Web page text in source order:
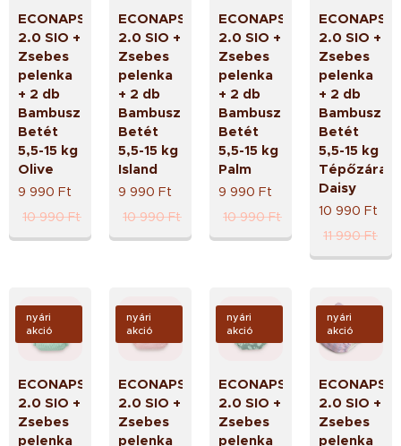
ECONAPS
2.0 SIO +
Zsebes
pelenka
+ 2 db
Bambusz
Betét
5,5-15 kg
Olive
9 990 Ft
10 990Ft
ECONAPS
2.0 SIO +
Zsebes
pelenka
+ 2 db
Bambusz
Betét
5,5-15 kg
Island
9 990 Ft
10 990Ft
ECONAPS
2.0 SIO +
Zsebes
pelenka
+ 2 db
Bambusz
Betét
5,5-15 kg
Palm
9 990 Ft
10 990Ft
ECONAPS
2.0 SIO +
Zsebes
pelenka
+ 2 db
Bambusz
Betét
5,5-15 kg
Tépőzáras
Daisy
10 990 Ft
11 990Ft
ECONAPS
2.0 SIO +
Zsebes
pelenka
nyári
akció
ECONAPS
2.0 SIO +
Zsebes
pelenka
nyári
akció
ECONAPS
2.0 SIO +
Zsebes
pelenka
nyári
akció
ECONAPS
2.0 SIO +
Zsebes
pelenka
nyári
akció